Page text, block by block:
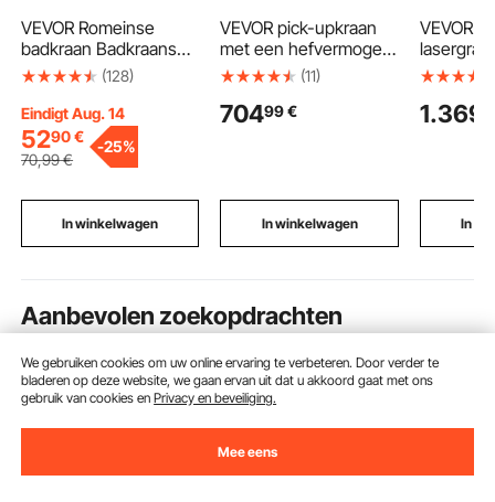
VEVOR Romeinse
badkraan Badkraanset
met 3 gaten en 2
geborsteld roestvrij
staal badkraan met
booguitloop voor
montage op het dek
voor baden van
volwassenen
(128)
Eindigt Aug. 14
5290€
70,99€
-25%
In winkelwagen
VEVOR pick-upkraan
met een hefvermogen
van 998 kg, laadkraan
hijskraan met
afstandsbediening,
stalen hijsapparatuur
voor de bouw- en
(11)
70499 €
In winkelwagen
VEVOR
10.000
160x140
1.369
In
Aanbevolen zoekopdrachten
vevor air jack vevor toe jack elektrisch
We gebruiken cookies om uw online ervaring te verbeteren. Door verder te
bladeren op deze website, we gaan ervan uit dat u akkoord gaat met ons
gebruik van cookies enPrivacy en beveiliging.
Mee eens